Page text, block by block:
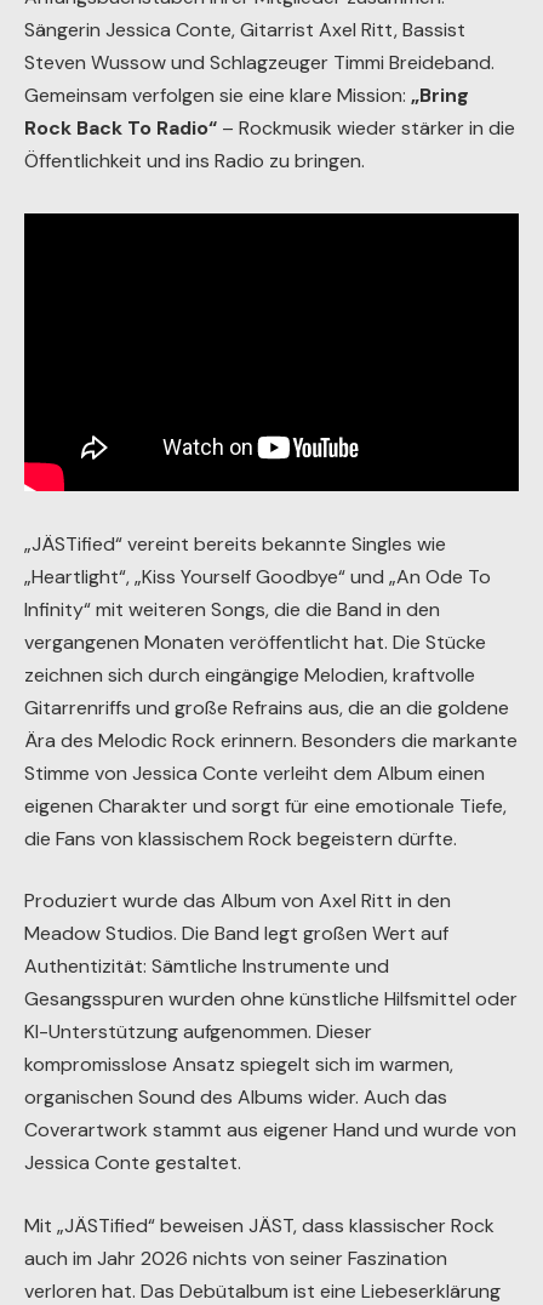
Sängerin Jessica Conte, Gitarrist Axel Ritt, Bassist
Steven Wussow und Schlagzeuger Timmi Breideband.
Gemeinsam verfolgen sie eine klare Mission: „Bring
Rock Back To Radio“ – Rockmusik wieder stärker in die
Öffentlichkeit und ins Radio zu bringen.
„JÄSTified“ vereint bereits bekannte Singles wie
„Heartlight“, „Kiss Yourself Goodbye“ und „An Ode To
Infinity“ mit weiteren Songs, die die Band in den
vergangenen Monaten veröffentlicht hat. Die Stücke
zeichnen sich durch eingängige Melodien, kraftvolle
Gitarrenriffs und große Refrains aus, die an die goldene
Ära des Melodic Rock erinnern. Besonders die markante
Stimme von Jessica Conte verleiht dem Album einen
eigenen Charakter und sorgt für eine emotionale Tiefe,
die Fans von klassischem Rock begeistern dürfte.
Produziert wurde das Album von Axel Ritt in den
Meadow Studios. Die Band legt großen Wert auf
Authentizität: Sämtliche Instrumente und
Gesangsspuren wurden ohne künstliche Hilfsmittel oder
KI-Unterstützung aufgenommen. Dieser
kompromisslose Ansatz spiegelt sich im warmen,
organischen Sound des Albums wider. Auch das
Coverartwork stammt aus eigener Hand und wurde von
Jessica Conte gestaltet.
Mit „JÄSTified“ beweisen JÄST, dass klassischer Rock
auch im Jahr 2026 nichts von seiner Faszination
verloren hat. Das Debütalbum ist eine Liebeserklärung